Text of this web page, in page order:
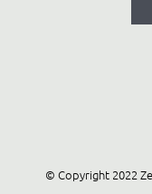
© Copyright 2022